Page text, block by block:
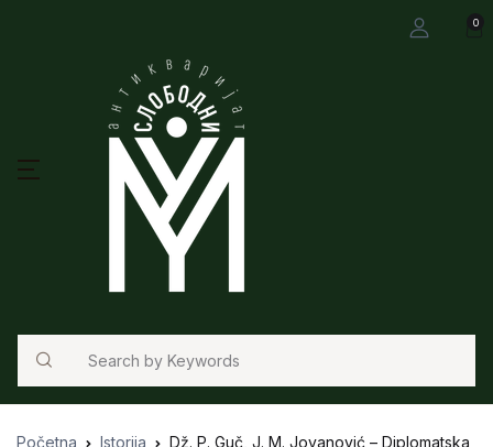
0
Search
Početna Istorija
Dž. P. Guč, J. M. Jovanović – Diplomatska